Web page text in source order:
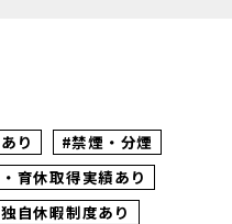
り
#禁煙・分煙
育休取得実績あり
自休暇制度あり